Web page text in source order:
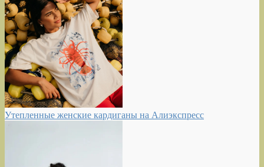
Утепленные женские кардиганы на Алиэкспресс